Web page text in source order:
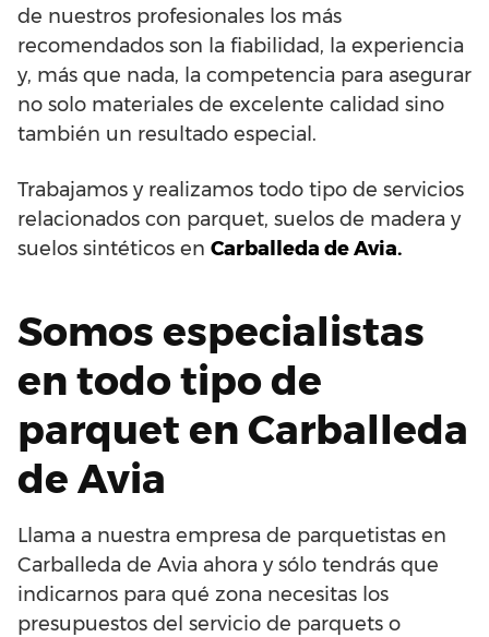
de nuestros profesionales los más
recomendados son la fiabilidad, la experiencia
y, más que nada, la competencia para asegurar
no solo materiales de excelente calidad sino
también un resultado especial.
Trabajamos y realizamos todo tipo de servicios
relacionados con parquet, suelos de madera y
suelos sintéticos en Carballeda de Avia.
Somos especialistas
en todo tipo de
parquet en Carballeda
de Avia
Llama a nuestra empresa de parquetistas en
Carballeda de Avia ahora y sólo tendrás que
indicarnos para qué zona necesitas los
presupuestos del servicio de parquets o